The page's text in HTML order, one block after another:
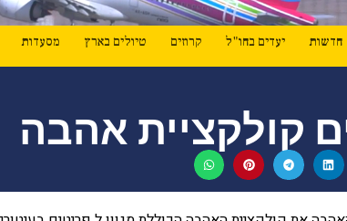
חדשות יעדים בחו"ל קרוזים טיולים בארץ מסעדות
קולקציית אהבה